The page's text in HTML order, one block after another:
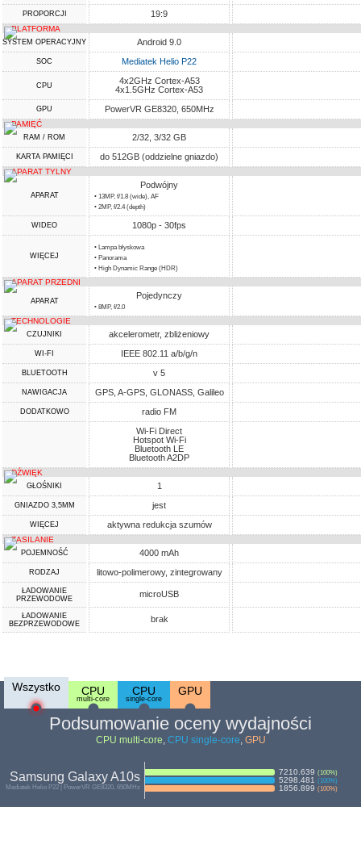
PROPORCJI 19:9
PLATFORMA
SYSTEM OPERACYJNY Android 9.0
SOC Mediatek Helio P22
CPU
4x2GHz Cortex-A53
4x1.5GHz Cortex-A53
GPU PowerVR GE8320, 650MHz
PAMIĘĆ
RAM / ROM 2/32, 3/32 GB
KARTA PAMIĘCI do 512GB (oddzielne gniazdo)
APARAT TYLNY
APARAT
Podwójny
• 13MP, f/1.8 (wide), AF
• 2MP, f/2.4 (depth)
WIDEO 1080p - 30fps
WIĘCEJ
• Lampa błyskowa
• Panorama
• High Dynamic Range (HDR)
APARAT PRZEDNI
APARAT
Pojedynczy
• 8MP, f/2.0
TECHNOLOGIE
CZUJNIKI akcelerometr, zbliżeniowy
WI-FI IEEE 802.11 a/b/g/n
BLUETOOTH v 5
NAWIGACJA GPS, A-GPS, GLONASS, Galileo
DODATKOWO
radio FM
Wi-Fi Direct
Hotspot Wi-Fi
Bluetooth LE
Bluetooth A2DP
DŹWIĘK
GŁOŚNIKI 1
GNIAZDO 3,5MM jest
WIĘCEJ aktywna redukcja szumów
ZASILANIE
POJEMNOŚĆ 4000 mAh
RODZAJ litowo-polimerowy, zintegrowany
ŁADOWANIE
PRZEWODOWE
microUSB
ŁADOWANIE
BEZPRZEWODOWE
brak
Wszystko CPU
multi-core
CPU
single-core
GPU
Podsumowanie oceny wydajności
CPU multi-core, CPU single-core, GPU
Samsung Galaxy A10s
Mediatek Helio P22 | PowerVR GE8320, 650MHz
7210.639 (100%)
5298.481 (100%)
1856.899 (100%)